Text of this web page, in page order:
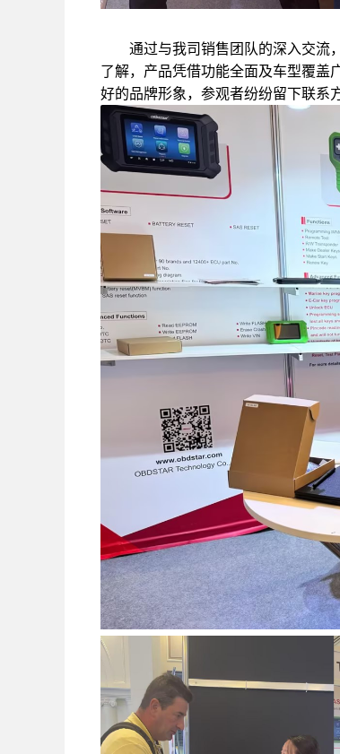
通过与我司销售团队的深入交流，
了解，产品凭借功能全面及车型覆盖
好的品牌形象，参观者纷纷留下联系